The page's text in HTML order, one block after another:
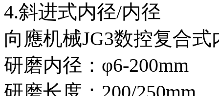
4.斜进式内径/内径
向應机械JG3数控复合
研磨内径：φ6-200mm